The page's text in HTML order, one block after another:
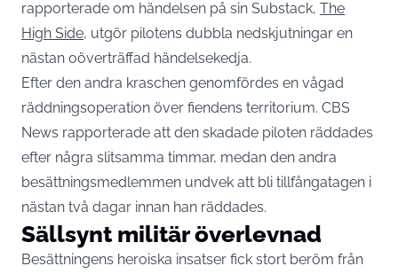
rapporterade om händelsen på sin Substack, The
High Side, utgör pilotens dubbla nedskjutningar en
nästan oöverträffad händelsekedja.
Efter den andra kraschen genomfördes en vågad
räddningsoperation över fiendens territorium. CBS
News rapporterade att den skadade piloten räddades
efter några slitsamma timmar, medan den andra
besättningsmedlemmen undvek att bli tillfångatagen i
nästan två dagar innan han räddades.
Sällsynt militär överlevnad
Besättningens heroiska insatser fick stort beröm från